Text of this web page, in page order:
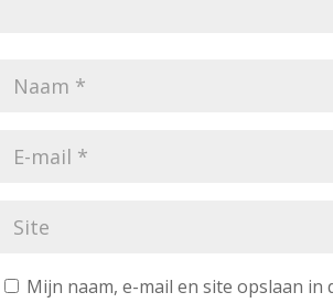
Mijn naam, e-mail en site opslaan